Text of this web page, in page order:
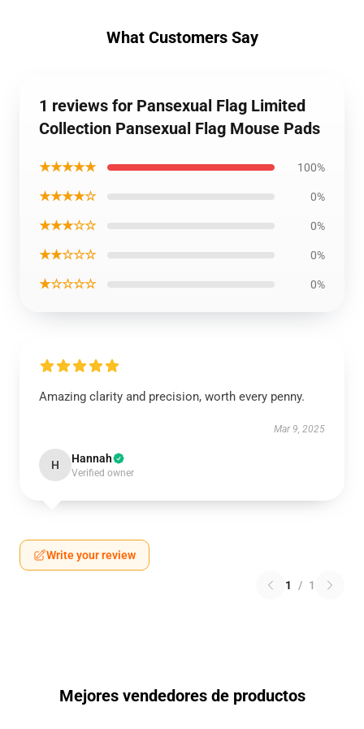
What Customers Say
1 reviews for Pansexual Flag Limited
Collection Pansexual Flag Mouse Pads
★★★★★ 100%
★★★★☆ 0%
★★★☆☆ 0%
★★☆☆☆ 0%
★☆☆☆☆ 0%
Amazing clarity and precision, worth every penny.
Mar 9, 2025
H Hannah
Verified owner
Write your review
1 / 1
Mejores vendedores de productos